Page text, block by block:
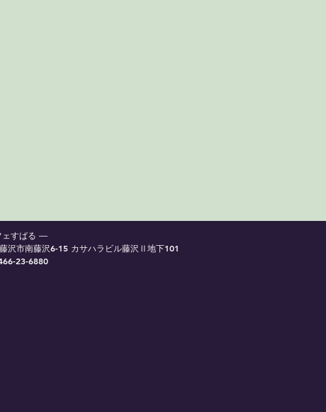
すばる ―
沢市南藤沢6-15 カサハラビル藤沢Ⅱ地下101
23-6880